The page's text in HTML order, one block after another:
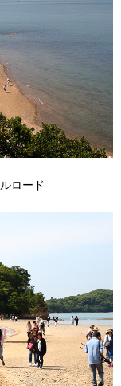
ロード